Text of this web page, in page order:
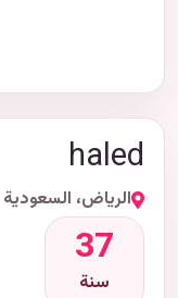
haled
الرياض، السعودية
37
سنة